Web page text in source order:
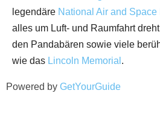
legendäre National Air and Space
alles um Luft- und Raumfahrt
den Pandabären sowie viele
wie das Lincoln Memorial .
Powered by GetYourGuide